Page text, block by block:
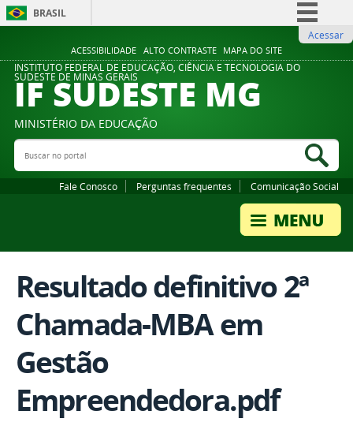
ACESSIBILIDADE ALTO CONTRASTE MAPA DO SITE
BRASIL
Comunica BR
Participe
Legislação
Acessar
INSTITUTO FEDERAL DE EDUCAÇÃO, CIÊNCIA E TECNOLOGIA DO
SUDESTE DE MINAS GERAIS
IF SUDESTE MG
MINISTÉRIO DA EDUCAÇÃO
Buscar no portal
Fale Conosco Perguntas frequentes Comunicação Social
Resultado definitivo 2ª
Chamada-MBA em
Gestão
Empreendedora.pdf